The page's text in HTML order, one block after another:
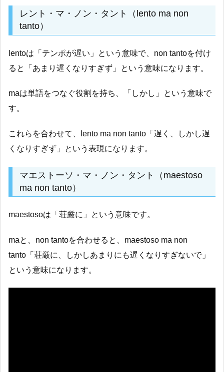
レント・マ・ノン・タント（lento ma non
tanto）
lentoは「テンポが遅い」という意味で、non tantoを付け
ると「あまり遅くなりすぎず」という意味になります。
maは単語をつなぐ役割を持ち、「しかし」という意味で
す。
これらを合わせて、lento ma non tanto「遅く、しかし遅
くなりすぎず」という表現になります。
マエストーソ・マ・ノン・タント（maestoso
ma non tanto）
maestosoは「荘厳に」という意味です。
maと、non tantoを合わせると、maestoso ma non
tanto「荘厳に、しかしあまりにも遅くなりすぎないで」
という意味になります。